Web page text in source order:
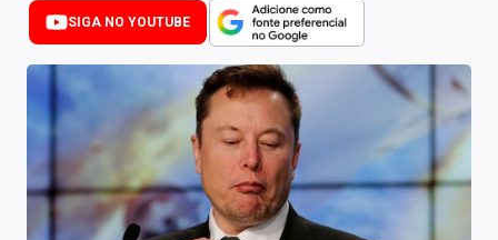
Newsletters
Cotações
Comprar ou vender?
Carteiras Recomendadas
Central de Dividendos
SIGA NO YOUTUBE